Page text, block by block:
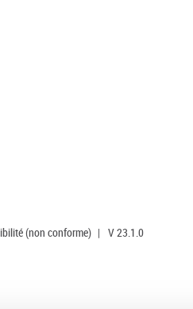
(non conforme) | V 23.1.0